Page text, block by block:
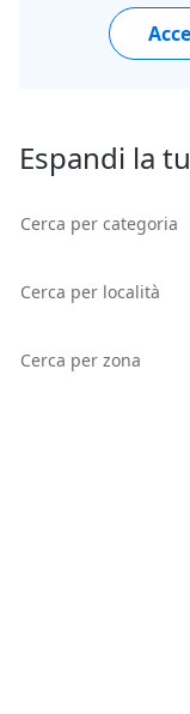
Espandi la
Cerca per categoria
Cerca per località
Cerca per zona